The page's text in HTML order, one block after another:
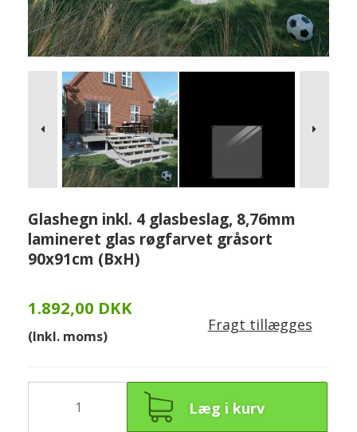
Glashegn inkl. 4 glasbeslag, 8,76mm
lamineret glas røgfarvet gråsort
90x91cm (BxH)
1.892,00 DKK
(Inkl. moms)
Fragt tillægges
Læg i kurv